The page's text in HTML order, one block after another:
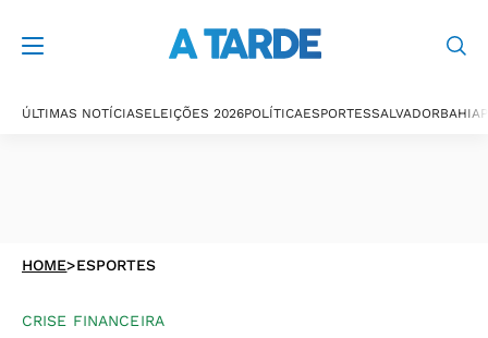
ÚLTIMAS NOTÍCIASELEIÇÕES 2026POLÍTICAESPORTESSALVADORBAHIA
HOME>ESPORTES
CRISE FINANCEIRA